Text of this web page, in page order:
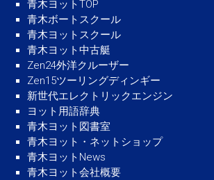
青木ヨットTOP
青木ボートスクール
青木ヨットスクール
青木ヨット中古艇
Zen24外洋クルーザー
Zen15ツーリングディンギー
新世代エレクトリックエンジン
ヨット用語辞典
青木ヨット図書室
青木ヨット・ネットショップ
青木ヨットNews
青木ヨット会社概要